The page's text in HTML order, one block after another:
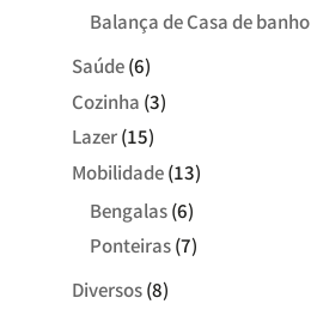
Balança de Casa de banho
Saúde (6)
Cozinha (3)
Lazer (15)
Mobilidade (13)
Bengalas (6)
Ponteiras (7)
Diversos (8)